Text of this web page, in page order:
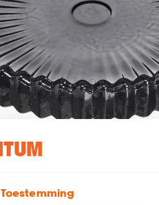
Toestemming